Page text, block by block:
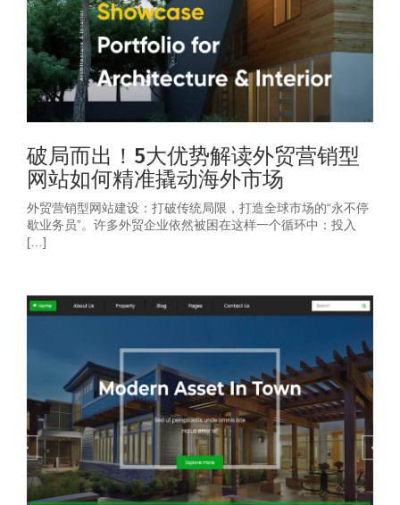
破局而出！5大优势解读外贸营销型
网站如何精准撬动海外市场
外贸营销型网站建设：打破传统局限，打造全球市场的“永不停
歇业务员”。许多外贸企业依然被困在这样一个循环中：投入
[…]